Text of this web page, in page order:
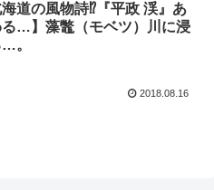
海道の風物詩⁉️『平政 渓』あ
る…】藻鼈（モベツ）川に浸
。
2018.08.16